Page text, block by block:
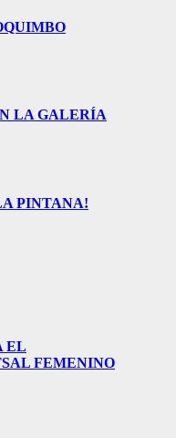
LA GALERÍA
PINTANA!
EL
FEMENINO